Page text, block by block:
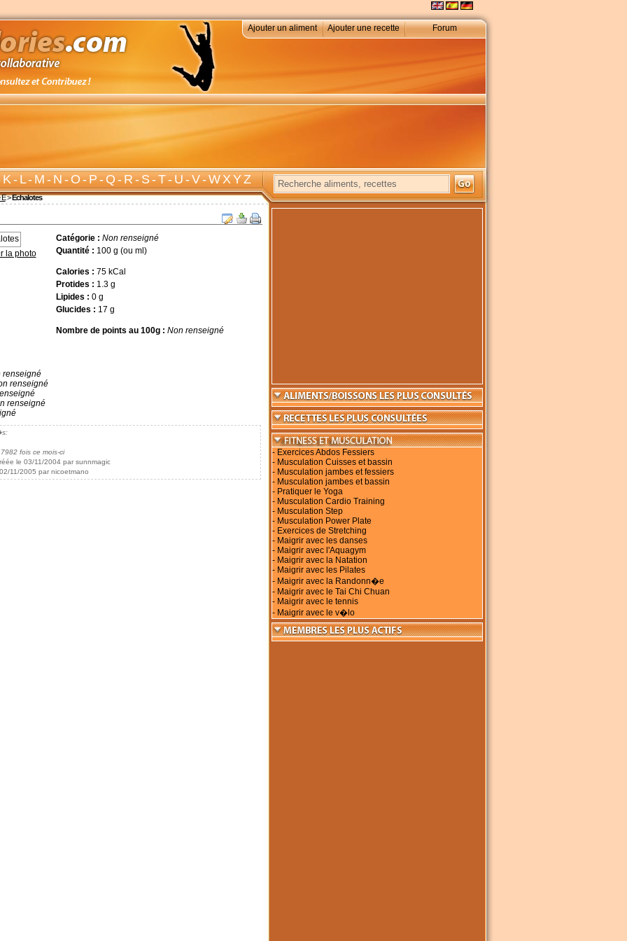
Ajouter un aliment Ajouter une recette Forum
K-L-M-N-O-P-Q-R-S-T-U-V-W X Y Z
E>Echalotes
la photo
Catégorie : Non renseigné
Quantité : 100 g (ou ml)
Calories : 75 kCal
Protides : 1.3 g
Lipides : 0 g
Glucides : 17 g
Nombre de points au 100g : Non renseigné
renseigné
renseigné
renseigné
fois ce mois-ci
le 03/11/2004 par sunnmagic
11/2005 par nicoetmano
- Exercices Abdos Fessiers
- Musculation Cuisses et bassin
- Musculation jambes et fessiers
- Musculation jambes et bassin
- Pratiquer le Yoga
- Musculation Cardio Training
- Musculation Step
- Musculation Power Plate
- Exercices de Stretching
- Maigrir avec les danses
- Maigrir avec l'Aquagym
- Maigrir avec la Natation
- Maigrir avec les Pilates
- Maigrir avec la Randonn�e
- Maigrir avec le Tai Chi Chuan
- Maigrir avec le tennis
- Maigrir avec le v�lo